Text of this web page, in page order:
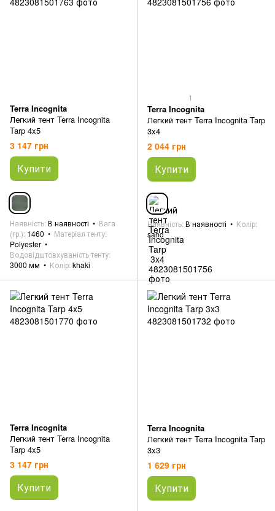
Terra Incognita
Легкий тент Terra Incognita
Tarp 4x5
3 147 грн
Купити
Наявність В наявності
Вага
(гр.) 1460
Матеріал тенту
Polyester
Водовідштовхуваність тенту
3000 мм
Колір khaki
1
Terra Incognita
Легкий тент Terra Incognita Tarp
3x4
2 044 грн
Купити
Наявність В наявності
Колір
sand
Terra Incognita
Легкий тент Terra Incognita
Tarp 4x5
3 147 грн
Купити
Terra Incognita
Легкий тент Terra Incognita Tarp
3x3
1 629 грн
Купити